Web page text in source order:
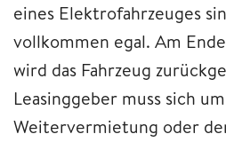
eines Elektrofahrzeuges
vollkommen egal. Am
wird das Fahrzeug
Leasinggeber muss sich
Weitervermietung oder